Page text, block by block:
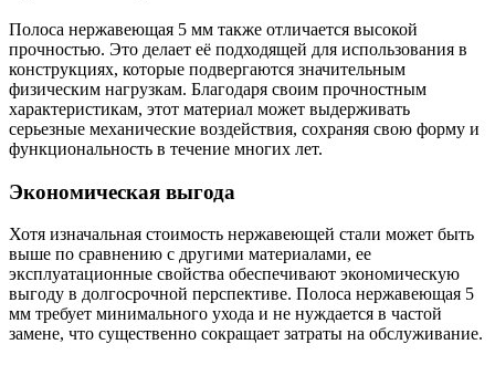
медная
Круг
медный
(пруток)
Лента
медная
Лист
бронзовый
(пруток)
Олово,
cвинец,
цинк,
нихром
резьбовые
латунные
Фитинги
резьбовые
стальные
Фитинги
БУ металл
Хомуты
стальные
Полоса нержавеющая 5 мм также отличается высокой
прочностью. Это делает её подходящей для использования в
конструкциях, которые подвергаются значительным
физическим нагрузкам. Благодаря своим прочностным
характеристикам, этот материал может выдерживать
серьезные механические воздействия, сохраняя свою форму и
функциональность в течение многих лет.
Экономическая выгода
Хотя изначальная стоимость нержавеющей стали может быть
выше по сравнению с другими материалами, ее
эксплуатационные свойства обеспечивают экономическую
выгоду в долгосрочной перспективе. Полоса нержавеющая 5
мм требует минимального ухода и не нуждается в частой
замене, что существенно сокращает затраты на обслуживание.